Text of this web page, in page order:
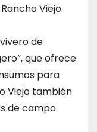
Viejo.
de
que ofrece
para
Viejo también
de campo.